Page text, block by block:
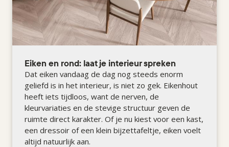
Eiken en rond: laat je interieur spreken
Dat eiken vandaag de dag nog steeds enorm
geliefd is in het interieur, is niet zo gek. Eikenhout
heeft iets tijdloos, want de nerven, de
kleurvariaties en de stevige structuur geven de
ruimte direct karakter. Of je nu kiest voor een kast,
een dressoir of een klein bijzettafeltje, eiken voelt
altijd natuurlijk aan.